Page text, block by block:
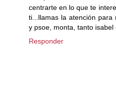
centrarte en lo que te
ti...llamas la atención
y psoe, monta, tanto isabel
Responder